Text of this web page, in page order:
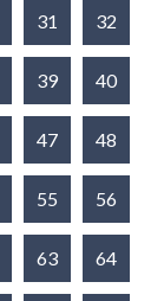
31 32
39 40
47 48
55 56
63 64